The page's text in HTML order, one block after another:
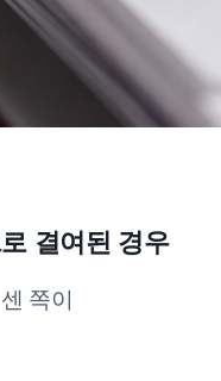
결여된 경우
쪽이